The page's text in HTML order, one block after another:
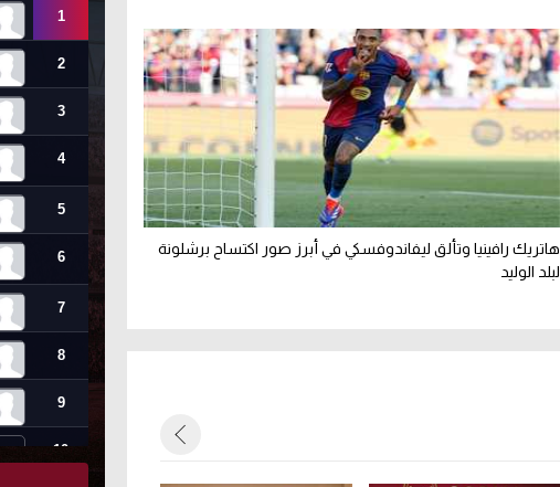
هاتريك رافينيا وتألق ليفاندوفسكي في أبرز صور اكتساح برشلونة
لبلد الوليد